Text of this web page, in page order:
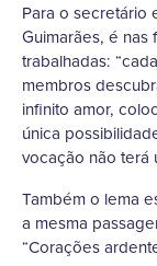
Para o secretário
Guimarães, é nas
trabalhadas:
membros
infinito amor,
única
vocação não terá
Também o lema
a mesma
“Corações